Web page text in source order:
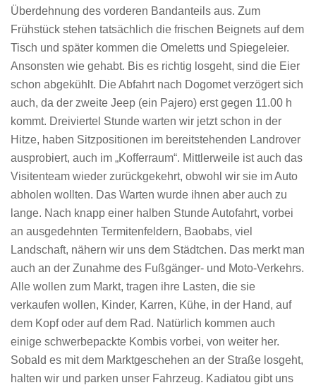
Überdehnung des vorderen Bandanteils aus. Zum
Frühstück stehen tatsächlich die frischen Beignets auf dem
Tisch und später kommen die Omeletts und Spiegeleier.
Ansonsten wie gehabt. Bis es richtig losgeht, sind die Eier
schon abgekühlt. Die Abfahrt nach Dogomet verzögert sich
auch, da der zweite Jeep (ein Pajero) erst gegen 11.00 h
kommt. Dreiviertel Stunde warten wir jetzt schon in der
Hitze, haben Sitzpositionen im bereitstehenden Landrover
ausprobiert, auch im „Kofferraum“. Mittlerweile ist auch das
Visitenteam wieder zurückgekehrt, obwohl wir sie im Auto
abholen wollten. Das Warten wurde ihnen aber auch zu
lange. Nach knapp einer halben Stunde Autofahrt, vorbei
an ausgedehnten Termitenfeldern, Baobabs, viel
Landschaft, nähern wir uns dem Städtchen. Das merkt man
auch an der Zunahme des Fußgänger- und Moto-Verkehrs.
Alle wollen zum Markt, tragen ihre Lasten, die sie
verkaufen wollen, Kinder, Karren, Kühe, in der Hand, auf
dem Kopf oder auf dem Rad. Natürlich kommen auch
einige schwerbepackte Kombis vorbei, von weiter her.
Sobald es mit dem Marktgeschehen an der Straße losgeht,
halten wir und parken unser Fahrzeug. Kadiatou gibt uns